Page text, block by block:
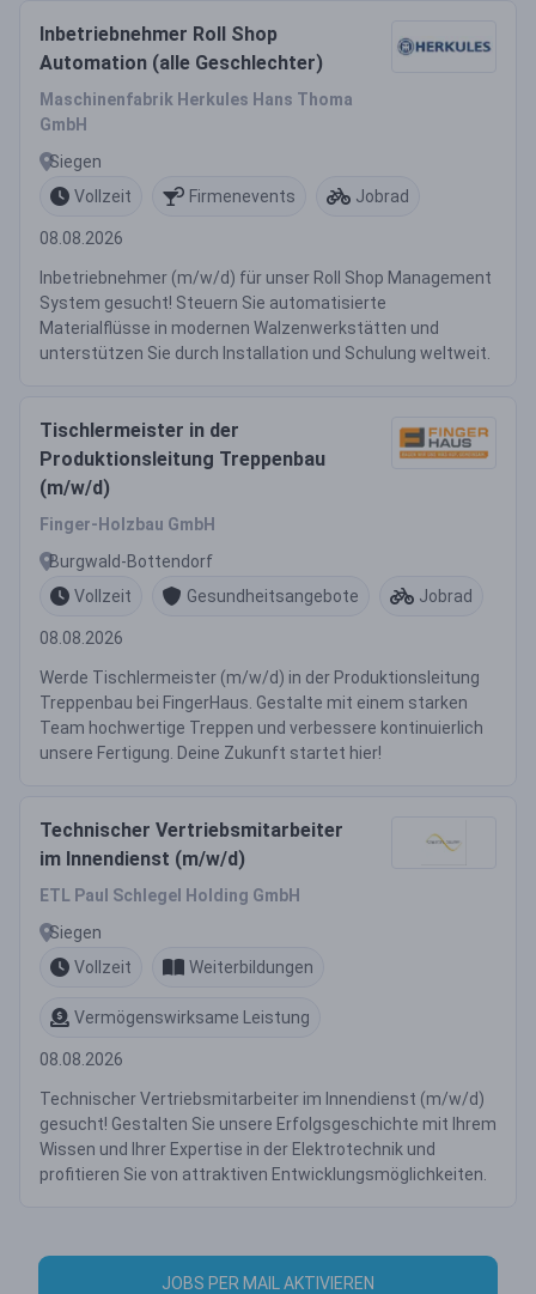
Inbetriebnehmer Roll Shop
Automation (alle Geschlechter)
Maschinenfabrik Herkules Hans Thoma
GmbH
Siegen
Vollzeit
Firmenevents Jobrad
08.08.2026
Inbetriebnehmer (m/w/d) für unser Roll Shop Management
System gesucht! Steuern Sie automatisierte
Materialflüsse in modernen Walzenwerkstätten und
unterstützen Sie durch Installation und Schulung weltweit.
Tischlermeister in der
Produktionsleitung Treppenbau
(m/w/d)
Finger-Holzbau GmbH
Burgwald-Bottendorf
Vollzeit
Gesundheitsangebote Jobrad
08.08.2026
Werde Tischlermeister (m/w/d) in der Produktionsleitung
Treppenbau bei FingerHaus. Gestalte mit einem starken
Team hochwertige Treppen und verbessere kontinuierlich
unsere Fertigung. Deine Zukunft startet hier!
Technischer Vertriebsmitarbeiter
im Innendienst (m/w/d)
ETL Paul Schlegel Holding GmbH
Siegen
Vollzeit
Weiterbildungen
Vermögenswirksame Leistung
08.08.2026
Technischer Vertriebsmitarbeiter im Innendienst (m/w/d)
gesucht! Gestalten Sie unsere Erfolgsgeschichte mit Ihrem
Wissen und Ihrer Expertise in der Elektrotechnik und
profitieren Sie von attraktiven Entwicklungsmöglichkeiten.
JOBS PER MAIL AKTIVIEREN